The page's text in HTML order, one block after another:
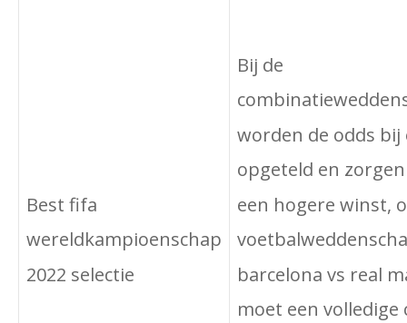
Best fifa
wereldkampioenschap
2022 selectie
Bij de
worden de odds bij
opgeteld en
een hogere winst,
barcelona vs real
moet een volledige